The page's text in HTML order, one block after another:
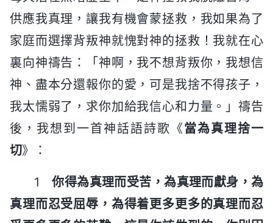
供應我真理，讓我有機會蒙拯救，我如果為了
家庭而選擇背叛神就愧對神的拯救！我就在心
裏向神禱告：「神啊，我不想背叛你，我想信
神、盡本分還報你的愛，可是我捨不得孩子，
我太懦弱了，求你加給我信心和力量。」禱告
後，我想到一首神話語詩歌《當為真理捨一
切》：
1 你得為真理而受苦，為真理而獻身，為
真理而忍受屈辱，為得着更多更多的真理而忍